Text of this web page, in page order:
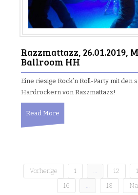
Razzmattazz, 26.01.2019,
Ballroom HH
Eine riesige Rock’n Roll-Party mit den
Hardrockern von Razzmattazz!
Read More
B
Vorherige 1 … 12
16
… 18